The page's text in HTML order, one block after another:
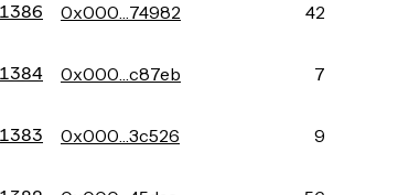
0x000…74982 42
0x000…c87eb 7
0x000…3c526 9